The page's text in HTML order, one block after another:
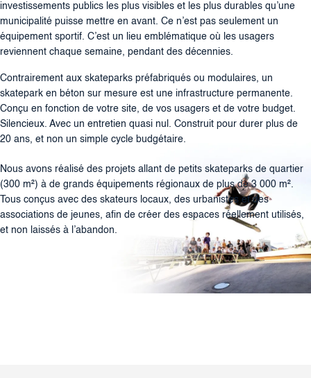
investissements publics les plus visibles et les plus durables qu’une
municipalité puisse mettre en avant. Ce n’est pas seulement un
équipement sportif. C’est un lieu emblématique où les usagers
reviennent chaque semaine, pendant des décennies.
Contrairement aux skateparks préfabriqués ou modulaires, un
skatepark en béton sur mesure est une infrastructure permanente.
Conçu en fonction de votre site, de vos usagers et de votre budget.
Silencieux. Avec un entretien quasi nul. Construit pour durer plus de
20 ans, et non un simple cycle budgétaire.
Nous avons réalisé des projets allant de petits skateparks de quartier
(300 m²) à de grands équipements régionaux de plus de 3 000 m².
Tous conçus avec des skateurs locaux, des urbanistes et des
associations de jeunes, afin de créer des espaces réellement utilisés,
et non laissés à l’abandon.